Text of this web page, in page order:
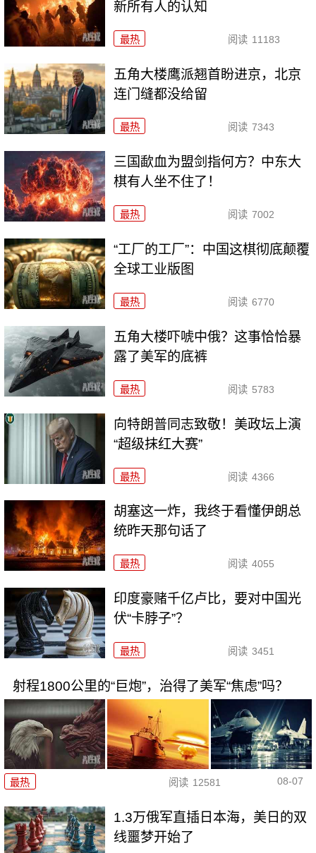
新所有人的认知
最热 阅读 11183
五角大楼鹰派翘首盼进京，北京
连门缝都没给留
最热 阅读 7343
三国歃血为盟剑指何方？中东大
棋有人坐不住了！
最热 阅读 7002
“工厂的工厂”：中国这棋彻底颠覆
全球工业版图
最热 阅读 6770
五角大楼吓唬中俄？这事恰恰暴
露了美军的底裤
最热 阅读 5783
向特朗普同志致敬！美政坛上演
“超级抹红大赛”
最热 阅读 4366
胡塞这一炸，我终于看懂伊朗总
统昨天那句话了
最热 阅读 4055
印度豪赌千亿卢比，要对中国光
伏“卡脖子”？
最热 阅读 3451
射程1800公里的“巨炮”，治得了美军“焦虑”吗？
最热 阅读 12581 08-07
1.3万俄军直插日本海，美日的双
线噩梦开始了